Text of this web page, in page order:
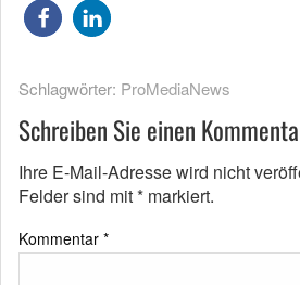
Schlagwörter: ProMediaNews
Schreiben Sie einen
Ihre E-Mail-Adresse wird nicht
Felder sind mit* markiert.
Kommentar *